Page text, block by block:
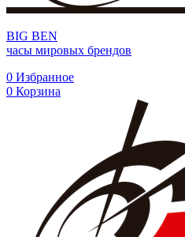
BIG BEN
часы мировых брендов
0 Избранное
0 Корзина